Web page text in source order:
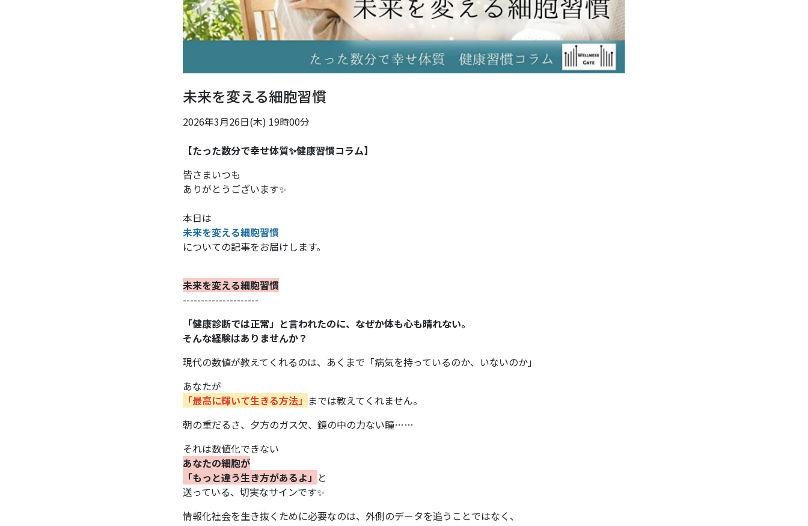
未来を変える細胞習慣
2026年3月26日(木) 19時00分
【たった数分で幸せ体質✨健康習慣コラム】
皆さまいつも
ありがとうございます✨
本日は
未来を変える細胞習慣
についての記事をお届けします。
未来を変える細胞習慣
---------------------
「健康診断では正常」と言われたのに、なぜか体も心も晴れない。
そんな経験はありませんか？
現代の数値が教えてくれるのは、あくまで「病気を持っているのか、いないのか」
あなたが
「最高に輝いて生きる方法」 までは教えてくれません。
朝の重だるさ、夕方のガス欠、鏡の中の力ない瞳……
それは数値化できない
あなたの細胞が
「もっと違う生き方があるよ」 と
送っている、切実なサインです✨
情報化社会を生き抜くために必要なのは、外側のデータを追うことではなく、